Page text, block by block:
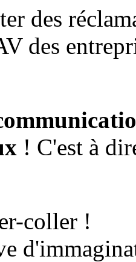
des
des
! C'est à
coller !